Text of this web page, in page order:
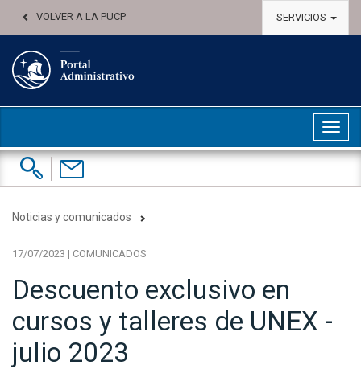
VOLVER A LA PUCP SERVICIOS
Buscar:
Contáctenos
Noticias y comunicados
17/07/2023 | COMUNICADOS
Descuento exclusivo en
cursos y talleres de UNEX -
julio 2023